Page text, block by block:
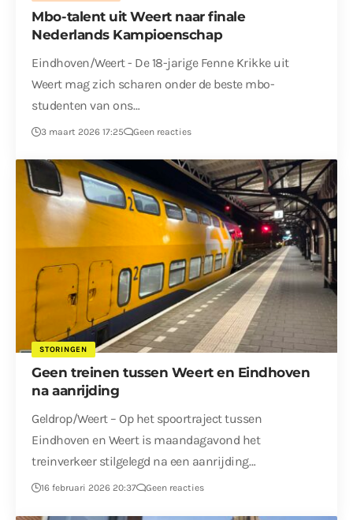
Mbo-talent uit Weert naar finale
Nederlands Kampioenschap
Eindhoven/Weert - De 18-jarige Fenne Krikke uit
Weert mag zich scharen onder de beste mbo-
studenten van ons…
3 maart 2026 17:25 Geen reacties
STORINGEN
Geen treinen tussen Weert en Eindhoven
na aanrijding
Geldrop/Weert – Op het spoortraject tussen
Eindhoven en Weert is maandagavond het
treinverkeer stilgelegd na een aanrijding…
16 februari 2026 20:37 Geen reacties